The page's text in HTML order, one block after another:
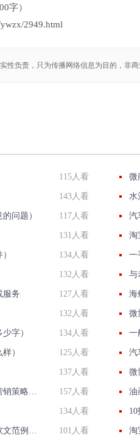
字）
2949.html
性负责，只为传播网络信息为目的，非
115人看 微
143人看 水
问题） 117人看 汽
131人看 淘
134人看 一
132人看 与
服务 127人看 海
132人看 微
字） 134人看 一
） 125人看 汽
137人看
2021各大网站推广排行榜揭晓：你的营销策略跟上榜单了吗？ 157人看 油
134人看
海马汽车微信软文范例（微信公众号软文范例免费） 101人看 淘